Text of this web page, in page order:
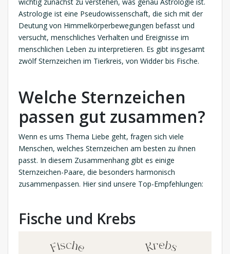
Astrologie ist eine Pseudowissenschaft, die sich mit der
Deutung von Himmelkörperbewegungen befasst und
versucht, menschliches Verhalten und Ereignisse im
menschlichen Leben zu interpretieren. Es gibt insgesamt
zwölf Sternzeichen im Tierkreis, von Widder bis Fische.
Welche Sternzeichen
passen gut zusammen?
Wenn es ums Thema Liebe geht, fragen sich viele
Menschen, welches Sternzeichen am besten zu ihnen
passt. In diesem Zusammenhang gibt es einige
Sternzeichen-Paare, die besonders harmonisch
zusammenpassen. Hier sind unsere Top-Empfehlungen:
Fische und Krebs